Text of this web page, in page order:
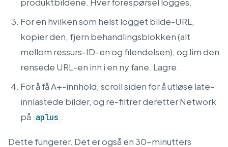
For en hvilken som helst logget bilde-URL,
kopier den, fjern behandlingsblokken (alt
mellom ressurs-ID-en og filendelsen), og lim den
rensede URL-en inn i en ny fane. Lagre.
For å få A+-innhold, scroll siden for å utløse late-
innlastede bilder, og re-filtrer deretter Network
på aplus .
Dette fungerer. Det er også en 30-minutters